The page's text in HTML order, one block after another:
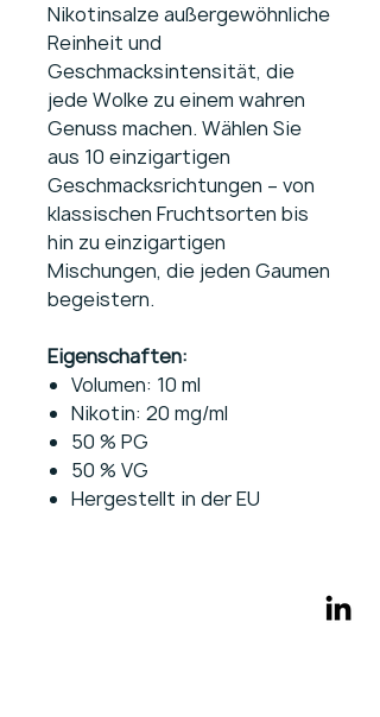
Nikotinsalze außergewöhnliche
Reinheit und
Geschmacksintensität, die
jede Wolke zu einem wahren
Genuss machen. Wählen Sie
aus 10 einzigartigen
Geschmacksrichtungen – von
klassischen Fruchtsorten bis
hin zu einzigartigen
Mischungen, die jeden Gaumen
begeistern.
Eigenschaften:
Volumen: 10 ml
Nikotin: 20 mg/ml
50 % PG
50 % VG
Hergestellt in der EU